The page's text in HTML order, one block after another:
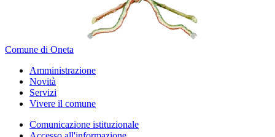
Comune di Oneta
Amministrazione
Novità
Servizi
Vivere il comune
Comunicazione istituzionale